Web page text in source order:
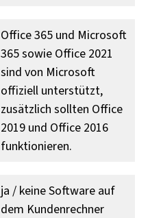
Office 365 und Microsoft
365 sowie Office 2021
sind von Microsoft
offiziell unterstützt,
zusätzlich sollten Office
2019 und Office 2016
funktionieren.
ja / keine Software auf
dem Kundenrechner